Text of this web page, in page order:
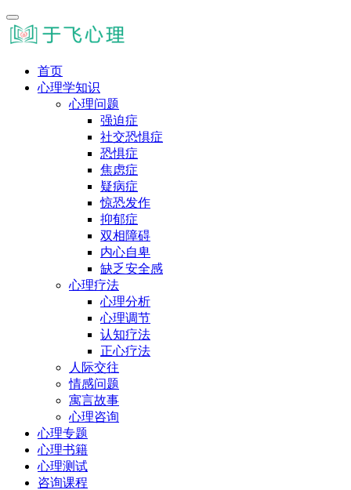
首页
心理学知识
心理问题
强迫症
社交恐惧症
恐惧症
焦虑症
疑病症
惊恐发作
抑郁症
双相障碍
内心自卑
缺乏安全感
心理疗法
心理分析
心理调节
认知疗法
正心疗法
人际交往
情感问题
寓言故事
心理咨询
心理专题
心理书籍
心理测试
咨询课程